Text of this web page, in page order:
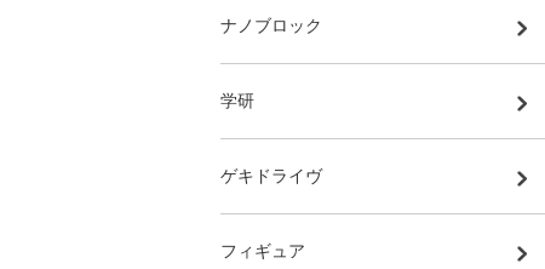
ナノブロック
学研
ゲキドライヴ
フィギュア